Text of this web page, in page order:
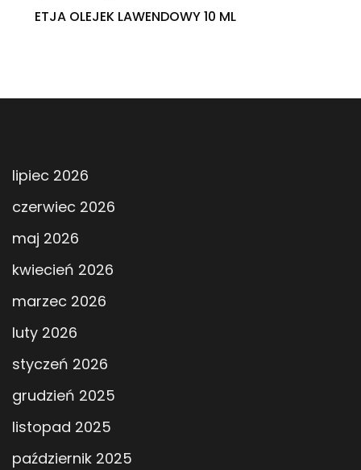
ETJA OLEJEK LAWENDOWY 10 ML
lipiec 2026
czerwiec 2026
maj 2026
kwiecień 2026
marzec 2026
luty 2026
styczeń 2026
grudzień 2025
listopad 2025
październik 2025